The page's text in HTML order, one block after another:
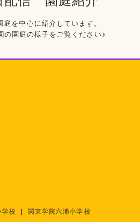
庭を中心に紹介しています。
の園庭の様子をご覧ください♪
学校 関東学院六浦小学校